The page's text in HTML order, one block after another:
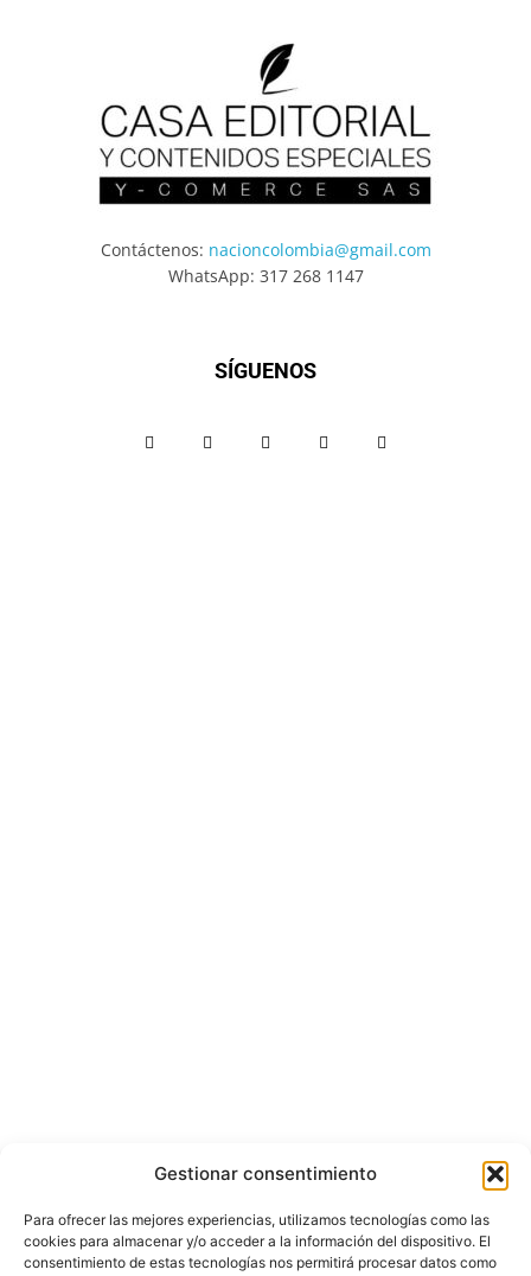
Gestionar consentimiento
Para ofrecer las mejores experiencias, utilizamos tecnologías como las
cookies para almacenar y/o acceder a la información del dispositivo. El
consentimiento de estas tecnologías nos permitirá procesar datos como
Contáctenos: nacioncolombia@gmail.com
WhatsApp: 317 268 1147
SÍGUENOS